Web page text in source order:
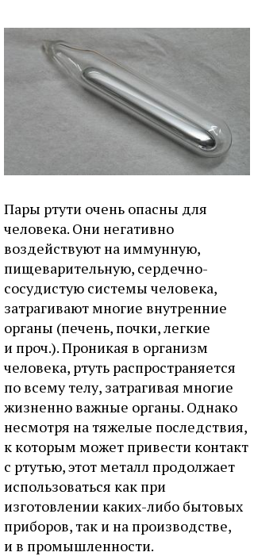
Пары ртути очень опасны для
человека. Они негативно
воздействуют на иммунную,
пищеварительную, сердечно-
сосудистую системы человека,
затрагивают многие внутренние
органы (печень, почки, легкие
и проч.). Проникая в организм
человека, ртуть распространяется
по всему телу, затрагивая многие
жизненно важные органы. Однако
несмотря на тяжелые последствия,
к которым может привести контакт
с ртутью, этот металл продолжает
использоваться как при
изготовлении каких-либо бытовых
приборов, так и на производстве,
и в промышленности.